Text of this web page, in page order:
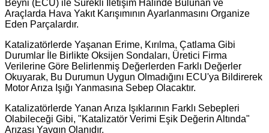
Beyni (ECU) ile Sürekli İletişim Halinde Bulunan ve
Araçlarda Hava Yakıt Karışımının Ayarlanmasını Organize
Eden Parçalardır.
Katalizatörlerde Yaşanan Erime, Kırılma, Çatlama Gibi
Durumlar İle Birlikte Oksijen Sondaları, Üretici Firma
Verilerine Göre Belirlenmiş Değerlerden Farklı Değerler
Okuyarak, Bu Durumun Uygun Olmadığını ECU'ya Bildirerek
Motor Arıza Işığı Yanmasına Sebep Olacaktır.
Katalizatörlerde Yanan Arıza Işıklarının Farklı Sebepleri
Olabileceği Gibi, "Katalizatör Verimi Eşik Değerin Altında"
Arızası Yaygın Olanıdır.